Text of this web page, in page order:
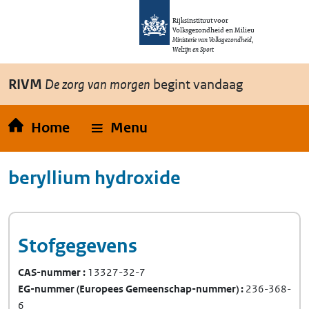
Overslaan en naar de inhoud gaan
Rijksinstituut voor
Volksgezondheid en Milieu
Ministerie van Volksgezondheid,
Welzijn en Sport
RIVM De zorg van morgen begint vandaag
Home Menu
beryllium hydroxide
Stofgegevens
CAS-nummer 13327-32-7
EG-nummer(Europees Gemeenschap-nummer) 236-368-
6